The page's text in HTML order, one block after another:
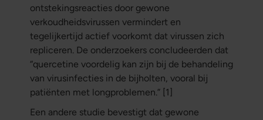
ontstekingsreacties door gewone
verkoudheidsvirussen vermindert en
tegelijkertijd actief voorkomt dat virussen zich
repliceren. De onderzoekers concludeerden dat
“quercetine voordelig kan zijn bij de behandeling
van virusinfecties in de bijholten, vooral bij
patiënten met longproblemen.” [1]
Een andere studie bevestigt dat gewone